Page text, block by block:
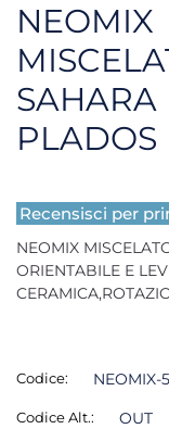
NEOMIX
SAHARA
PLADOS
Recensisci per
NEOMIX
ORIENTABILE E
Codice: NEOMIX-
Codice Alt.: OUT